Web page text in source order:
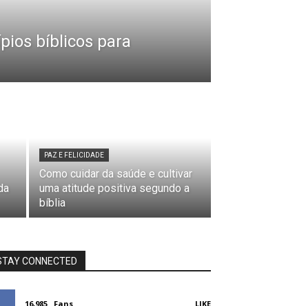
bíblicos para
PAZ E FELICIDADE
Como cuidar da saúde e cultivar
uma atitude positiva segundo a
bíblia
CONNECTED
16,985 Fans LIKE